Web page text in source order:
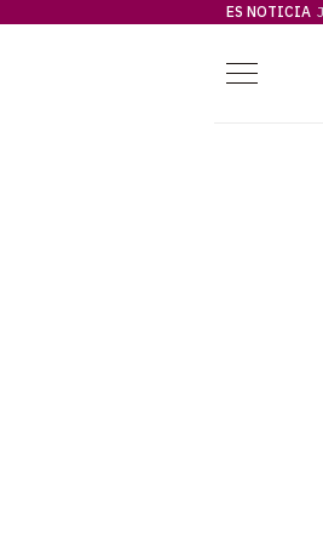
ES NOTICIA
Menú